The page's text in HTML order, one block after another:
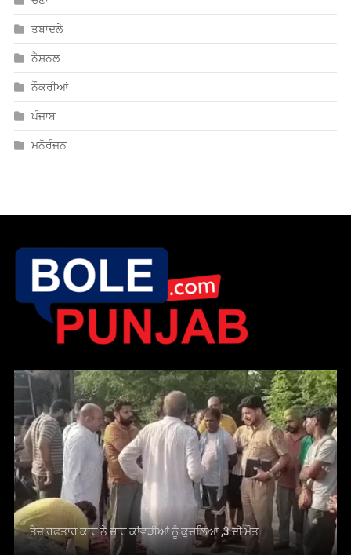
ਚੋਣਾਂ
ਤਬਾਦਲੇ
ਨੈਸ਼ਨਲ
ਨੌਕਰੀਆਂ
ਪੰਜਾਬ
ਤੇਜ਼ ਰਫ਼ਤਾਰ ਕਾਰ ਨੇ ਚਾਰ ਕਾਂਵੜੀਆਂ ਨੂੰ ਕੁਚਲਿਆ ,3 ਦੀ ਮੌਤ